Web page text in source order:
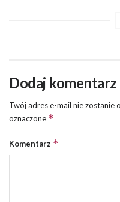
Dodaj komentarz
Twój adres e-mail nie zostanie
oznaczone *
Komentarz *